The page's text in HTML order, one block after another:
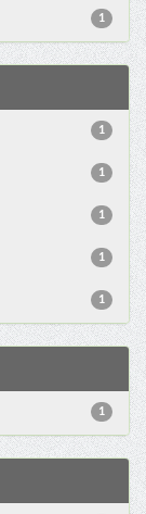
1
1
1
1
1
1
1